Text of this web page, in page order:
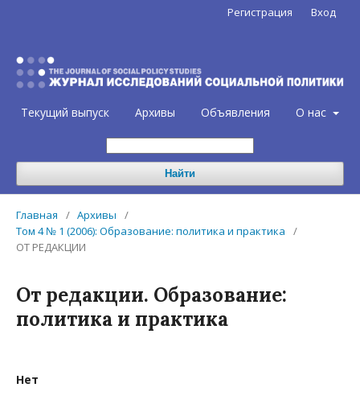
Текущий выпуск Архивы Объявления О нас
Найти
Регистрация Вход
Главная / Архивы
/
Том 4 № 1 (2006): Образование: политика и практика
/
ОТ РЕДАКЦИИ
От редакции. Образование:
политика и практика
Нет